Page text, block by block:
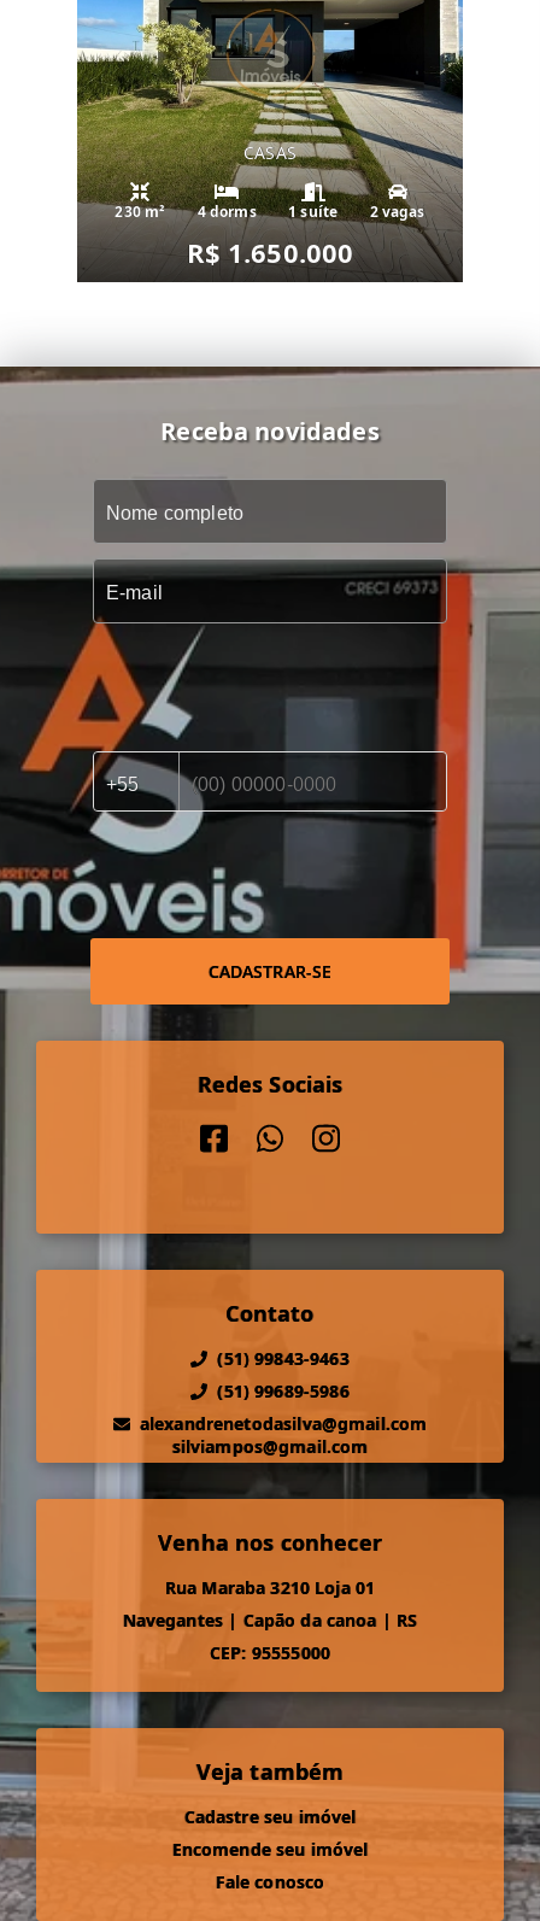
CASAS
230 m² 4 dorms 1 suíte 2 vagas
R$ 1.650.000
Receba novidades
CADASTRAR-SE
Redes Sociais
Contato
(51) 99843-9463
(51) 99689-5986
alexandrenetodasilva@gmail.com
silviampos@gmail.com
Venha nos conhecer
Rua Maraba 3210 Loja 01
Navegantes | Capão da canoa | RS
CEP: 95555000
Veja também
Cadastre seu imóvel
Encomende seu imóvel
Fale conosco